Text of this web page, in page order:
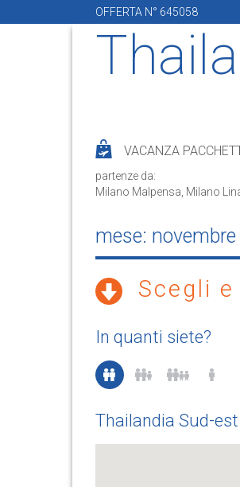
OFFERTA N° 645058
VACANZA
partenze da:
Milano Malpensa, Milano
mese: novembre
Scegli
In quanti siete?
Thailandia Sud-